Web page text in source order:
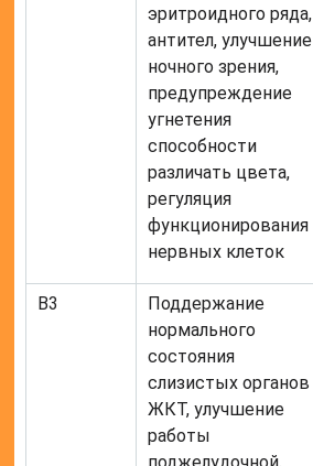
эритроидного ряда,
антител, улучшение
ночного зрения,
предупреждение
угнетения
способности
различать цвета,
регуляция
функционирования
нервных клеток
В3
Поддержание
нормального
состояния
слизистых органов
ЖКТ, улучшение
работы